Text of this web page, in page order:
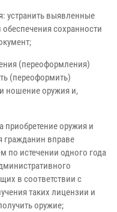
устранить выявленные
сохранности
(переоформления)
(переоформить)
ношение оружия и,
приобретение оружия и
гражданин вправе
по истечении одного года
в соответствии с
таких лицензии и
оружие;